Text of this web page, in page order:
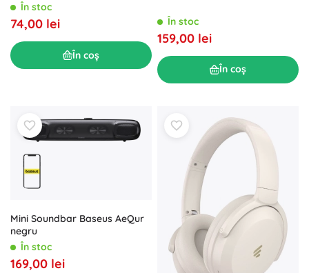
În stoc
74,00 lei
În coș
În stoc
159,00 lei
În coș
Mini Soundbar Baseus AeQur
negru
În stoc
169,00 lei